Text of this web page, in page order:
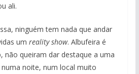
ali.
ninguém tem nada que andar
um reality show. Albufeira é
não queiram dar destaque a uma
noite, num local muito